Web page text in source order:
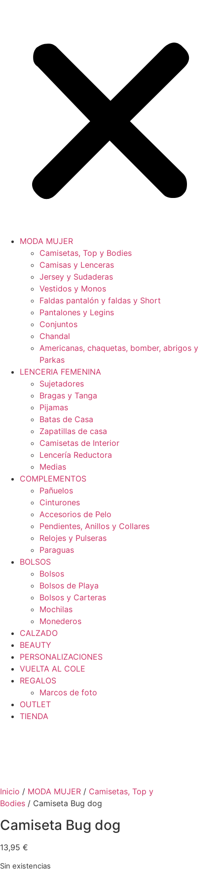
MODA MUJER
Camisetas, Top y Bodies
Camisas y Lenceras
Jersey y Sudaderas
Vestidos y Monos
Faldas pantalón y faldas y Short
Pantalones y Legins
Conjuntos
Chandal
Americanas, chaquetas, bomber, abrigos y
Parkas
LENCERIA FEMENINA
Sujetadores
Bragas y Tanga
Pijamas
Batas de Casa
Zapatillas de casa
Camisetas de Interior
Lencería Reductora
Medias
COMPLEMENTOS
Pañuelos
Cinturones
Accesorios de Pelo
Pendientes, Anillos y Collares
Relojes y Pulseras
Paraguas
BOLSOS
Bolsos
Bolsos de Playa
Bolsos y Carteras
Mochilas
Monederos
CALZADO
BEAUTY
PERSONALIZACIONES
VUELTA AL COLE
REGALOS
Marcos de foto
OUTLET
TIENDA
Inicio / MODA MUJER / Camisetas, Top y
Bodies / Camiseta Bug dog
Camiseta Bug dog
13,95 €
Sin existencias